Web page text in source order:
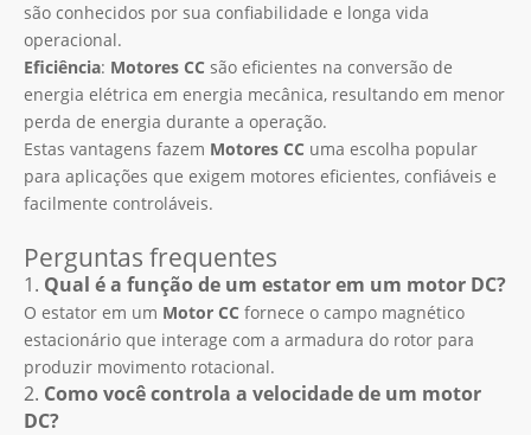
são conhecidos por sua confiabilidade e longa vida
operacional.
Eficiência: Motores CC são eficientes na conversão de
energia elétrica em energia mecânica, resultando em menor
perda de energia durante a operação.
Estas vantagens fazem Motores CC uma escolha popular
para aplicações que exigem motores eficientes, confiáveis ​​e
facilmente controláveis.
Perguntas frequentes
1. Qual é a função de um estator em um motor DC?
O estator em um Motor CC fornece o campo magnético
estacionário que interage com a armadura do rotor para
produzir movimento rotacional.
2. Como você controla a velocidade de um motor
DC?